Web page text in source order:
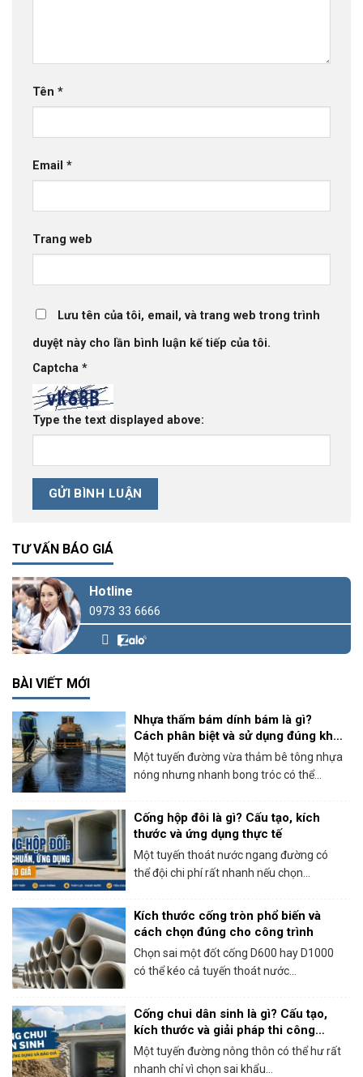
Tên *
Email *
Trang web
Lưu tên của tôi, email, và trang web trong trình
duyệt này cho lần bình luận kế tiếp của tôi.
Captcha *
Type the text displayed above:
TƯ VẤN BÁO GIÁ
Hotline
0973 33 6666
BÀI VIẾT MỚI
Nhựa thấm bám dính bám là gì?
Cách phân biệt và sử dụng đúng khi
thi công bê tông nhựa
Một tuyến đường vừa thảm bê tông nhựa
nóng nhưng nhanh bong tróc có thể...
Cống hộp đôi là gì? Cấu tạo, kích
thước và ứng dụng thực tế
Một tuyến thoát nước ngang đường có
thể đội chi phí rất nhanh nếu chọn...
Kích thước cống tròn phổ biến và
cách chọn đúng cho công trình
Chọn sai một đốt cống D600 hay D1000
có thể kéo cả tuyến thoát nước...
Cống chui dân sinh là gì? Cấu tạo,
kích thước và giải pháp thi công
thực tế
Một tuyến đường nông thôn có thể hư rất
nhanh chỉ vì chọn sai khẩu...